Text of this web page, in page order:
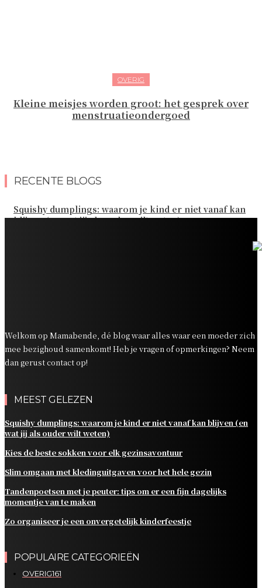
OVERIG
Kleine meisjes worden groot: het gesprek over
menstruatieondergoed
RECENTE BLOGS
Squishy dumplings: waarom je kind er niet vanaf kan
blijven (en wat jij als ouder wilt weten)
Welkom op Mamabende, dé blog waar alles waar een moeder zich
mee bezighoud samenkomt! Heb je vragen of opmerkingen? Neem
dan gerust contact op!
MEEST GELEZEN
Squishy dumplings: waarom je kind er niet vanaf kan blijven (en
wat jij als ouder wilt weten)
Kies de beste sokken voor elk gezinsavontuur
Slim omgaan met kledinguitgaven voor het hele gezin
Tandenpoetsen met je peuter: tips om er een fijn dagelijks
momentje van te maken
Zo organiseer je een onvergetelijk kinderfeestje
POPULAIRE CATEGORIEËN
OVERIG161